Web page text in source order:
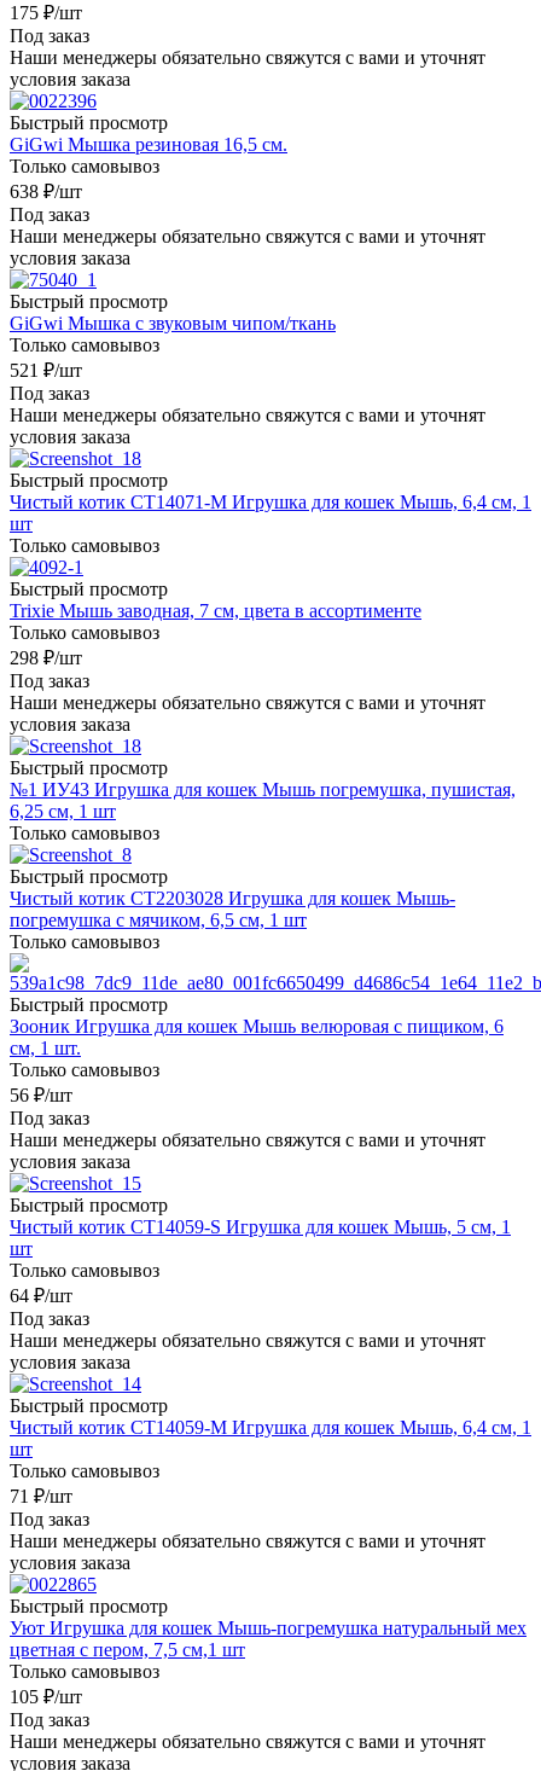
175 ₽/шт
Под заказ
Наши менеджеры обязательно свяжутся с вами и уточнят
условия заказа
Быстрый просмотр
GiGwi Мышка резиновая 16,5 см.
Только самовывоз
638 ₽/шт
Под заказ
Наши менеджеры обязательно свяжутся с вами и уточнят
условия заказа
Быстрый просмотр
GiGwi Мышка с звуковым чипом/ткань
Только самовывоз
521 ₽/шт
Под заказ
Наши менеджеры обязательно свяжутся с вами и уточнят
условия заказа
Быстрый просмотр
Чистый котик CT14071-M Игрушка для кошек Мышь, 6,4 см, 1
шт
Только самовывоз
Быстрый просмотр
Trixie Мышь заводная, 7 см, цвета в ассортименте
Только самовывоз
298 ₽/шт
Под заказ
Наши менеджеры обязательно свяжутся с вами и уточнят
условия заказа
Быстрый просмотр
№1 ИУ43 Игрушка для кошек Мышь погремушка, пушистая,
6,25 см, 1 шт
Только самовывоз
Быстрый просмотр
Чистый котик CT2203028 Игрушка для кошек Мышь-
погремушка с мячиком, 6,5 см, 1 шт
Только самовывоз
Быстрый просмотр
Зооник Игрушка для кошек Мышь велюровая с пищиком, 6
см, 1 шт.
Только самовывоз
56 ₽/шт
Под заказ
Наши менеджеры обязательно свяжутся с вами и уточнят
условия заказа
Быстрый просмотр
Чистый котик CT14059-S Игрушка для кошек Мышь, 5 см, 1
шт
Только самовывоз
64 ₽/шт
Под заказ
Наши менеджеры обязательно свяжутся с вами и уточнят
условия заказа
Быстрый просмотр
Чистый котик CT14059-M Игрушка для кошек Мышь, 6,4 см, 1
шт
Только самовывоз
71 ₽/шт
Под заказ
Наши менеджеры обязательно свяжутся с вами и уточнят
условия заказа
Быстрый просмотр
Уют Игрушка для кошек Мышь-погремушка натуральный мех
цветная с пером, 7,5 см,1 шт
Только самовывоз
105 ₽/шт
Под заказ
Наши менеджеры обязательно свяжутся с вами и уточнят
условия заказа